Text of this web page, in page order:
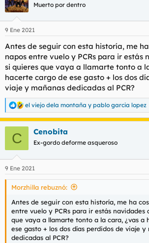
Muerto por dentro
9 Ene 2021
Antes de seguir con esta historía, me
napos entre vuelo y PCRs para ir estás
si quieres que vaya a llamarte tonto a
hacerte cargo de ese gasto + los dos
viaje y mañanas dedicadas al PCR?
R
e
a
e
s
el viejo dela montaña y pablo garcia lopez
C Cenobita
Ex-gordo deforme asqueroso
9 Ene 2021
Morzhilla rebuznó:
Antes de seguir con esta historía, me ha
entre vuelo y PCRs para ir estás navidades
que vaya a llamarte tonto a la cara, ¿vas a
ese gasto + los dos días perdidos de viaje y
dedicadas al PCR?